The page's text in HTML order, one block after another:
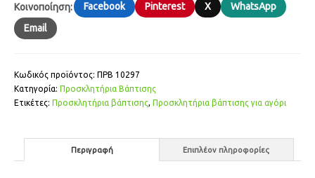
Κοινοποίηση: Facebook Pinterest X
WhatsApp
Email
Κωδικός προϊόντος: ΠΡΒ 10297
Κατηγορία: Προσκλητήρια Βάπτισης
Ετικέτες: Προσκλητήρια βάπτισης, Προσκλητήρια βάπτισης για αγόρι
Περιγραφή Επιπλέον πληροφορίες